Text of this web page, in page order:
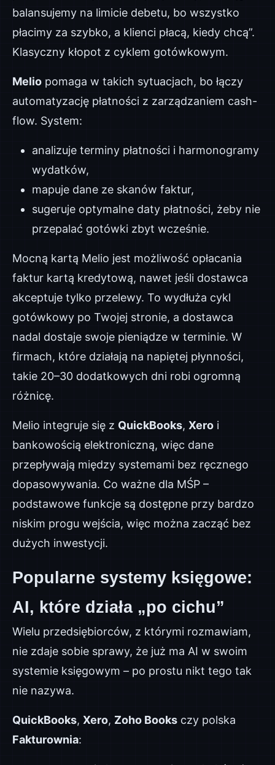
balansujemy na limicie debetu, bo wszystko
płacimy za szybko, a klienci płacą, kiedy chcą”.
Klasyczny kłopot z cyklem gotówkowym.
Melio pomaga w takich sytuacjach, bo łączy
automatyzację płatności z zarządzaniem cash-
flow. System:
analizuje terminy płatności i harmonogramy
wydatków,
mapuje dane ze skanów faktur,
sugeruje optymalne daty płatności, żeby nie
przepalać gotówki zbyt wcześnie.
Mocną kartą Melio jest możliwość opłacania
faktur kartą kredytową, nawet jeśli dostawca
akceptuje tylko przelewy. To wydłuża cykl
gotówkowy po Twojej stronie, a dostawca
nadal dostaje swoje pieniądze w terminie. W
firmach, które działają na napiętej płynności,
takie 20–30 dodatkowych dni robi ogromną
różnicę.
Melio integruje się z QuickBooks, Xero i
bankowością elektroniczną, więc dane
przepływają między systemami bez ręcznego
dopasowywania. Co ważne dla MŚP –
podstawowe funkcje są dostępne przy bardzo
niskim progu wejścia, więc można zacząć bez
dużych inwestycji.
Popularne systemy księgowe:
AI, które działa „po cichu”
Wielu przedsiębiorców, z którymi rozmawiam,
nie zdaje sobie sprawy, że już ma AI w swoim
systemie księgowym – po prostu nikt tego tak
nie nazywa.
QuickBooks, Xero, Zoho Books czy polska
Fakturownia: